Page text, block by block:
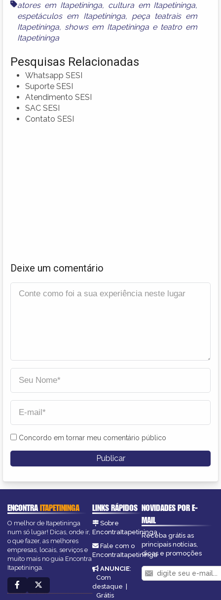
atores em Itapetininga, cultura em Itapetininga,
espetáculos em Itapetininga, peça teatrais em
Itapetininga, shows em Itapetininga e teatro em
Itapetininga
Pesquisas Relacionadas
Whatsapp SESI
Suporte SESI
Atendimento SESI
SAC SESI
Contato SESI
Deixe um comentário
Concordo em tornar meu comentário público
ENCONTRAITAPETININGA
O melhor de Itapetininga
num só lugar! Dicas, onde ir,
o que fazer, as melhores
empresas, locais, serviços e
muito mais no guia Encontra
Itapetininga.
LINKS RÁPIDOS
Sobre
EncontraItapetininga
Fale com o
EncontraItapetininga
ANUNCIE:
Com
destaque
Grátis
NOVIDADES POR E-
MAIL
Receba grátis as
principais notícias,
dicas e promoções